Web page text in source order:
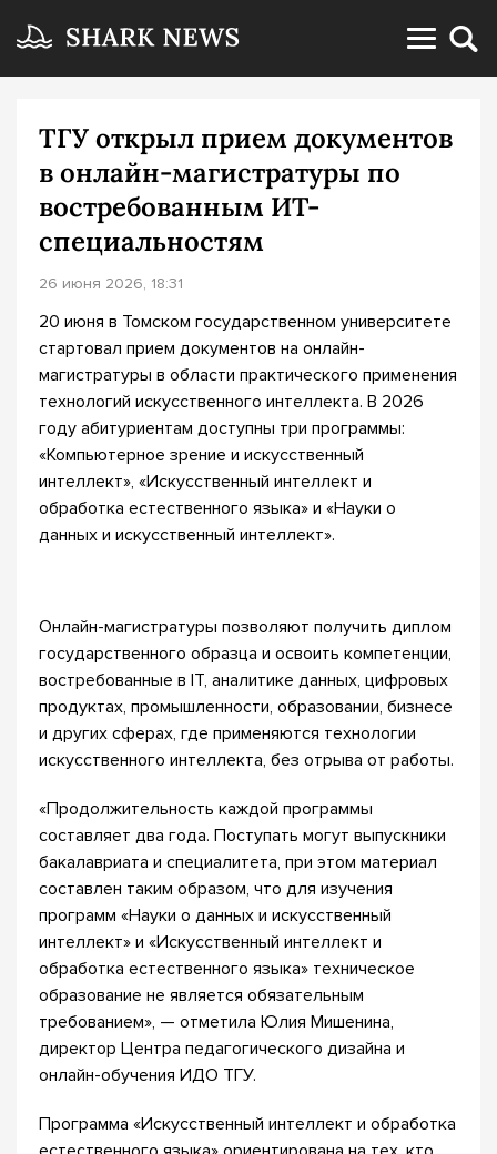
ТГУ открыл прием документов
в онлайн-магистратуры по
востребованным ИТ-
специальностям
26 июня 2026, 18:31
20 июня в Томском государственном университете
стартовал прием документов на онлайн-
магистратуры в области практического применения
технологий искусственного интеллекта. В 2026
году абитуриентам доступны три программы:
«Компьютерное зрение и искусственный
интеллект», «Искусственный интеллект и
обработка естественного языка» и «Науки о
данных и искусственный интеллект».
Онлайн-магистратуры позволяют получить диплом
государственного образца и освоить компетенции,
востребованные в IT, аналитике данных, цифровых
продуктах, промышленности, образовании, бизнесе
и других сферах, где применяются технологии
искусственного интеллекта, без отрыва от работы.
«Продолжительность каждой программы
составляет два года. Поступать могут выпускники
бакалавриата и специалитета, при этом материал
составлен таким образом, что для изучения
программ «Науки о данных и искусственный
интеллект» и «Искусственный интеллект и
обработка естественного языка» техническое
образование не является обязательным
требованием», — отметила Юлия Мишенина,
директор Центра педагогического дизайна и
онлайн-обучения ИДО ТГУ.
Программа «Искусственный интеллект и обработка